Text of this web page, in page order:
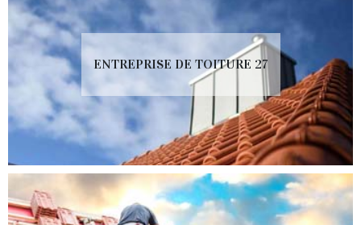
ENTREPRISE DE TOITURE 27